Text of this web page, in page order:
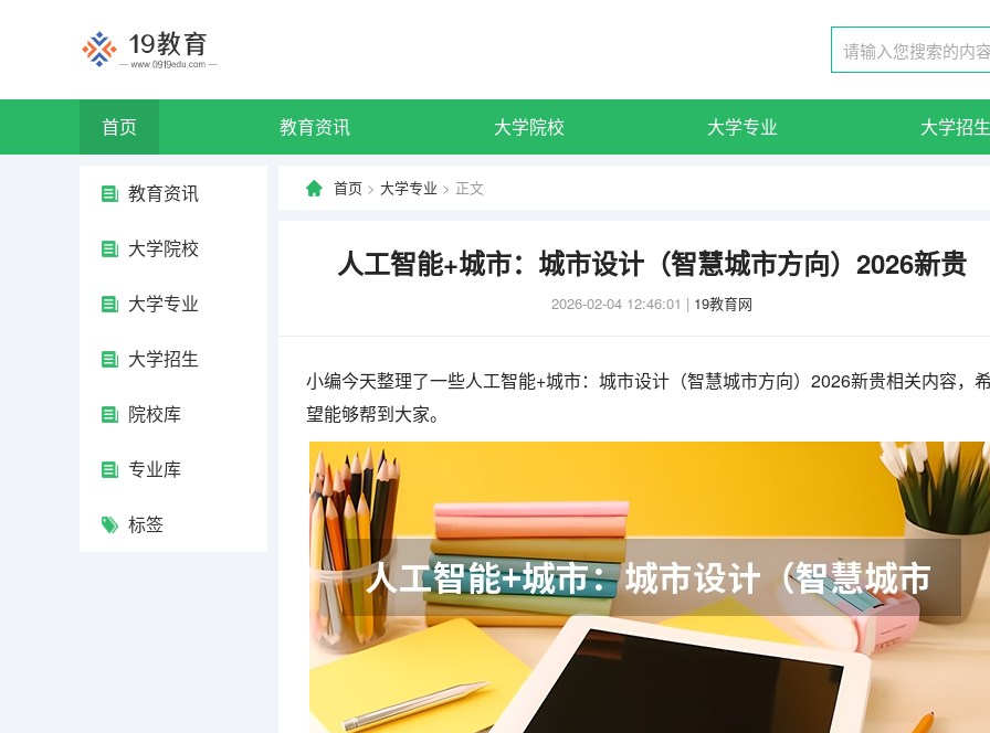
首页 教育资讯 大学院校 大学专业 大学招
教育资讯
大学院校
大学专业
大学招生
院校库
专业库
标签
首页 > 大学专业 > 正文
人工智能+城市：城市设计（智慧城市方向）2026新贵
2026-02-04 12:46:01 | 19教育网
小编今天整理了一些人工智能+城市：城市设计（智慧城市方向）2026新贵相关内容，
望能够帮到大家。